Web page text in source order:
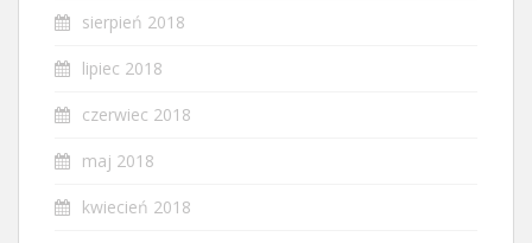
sierpień 2018
lipiec 2018
czerwiec 2018
maj 2018
kwiecień 2018